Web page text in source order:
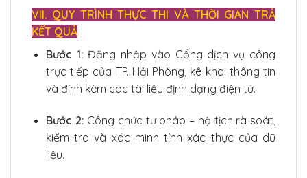
VII. QUY TRÌNH THỰC THI VÀ THỜI GIAN TRẢ
KẾT QUẢ
Bước 1: Đăng nhập vào Cổng dịch vụ công
trực tiếp của TP. Hải Phòng, kê khai thông tin
và đính kèm các tài liệu định dạng điện tử.
Bước 2: Công chức tư pháp – hộ tịch rà soát,
kiểm tra và xác minh tính xác thực của dữ
liệu.